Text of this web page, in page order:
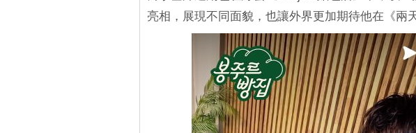
亮相，展現不同面貌，也讓外界更加期待他在《兩